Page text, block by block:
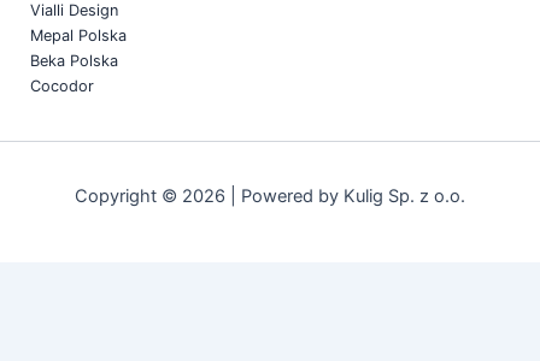
Vialli Design
Mepal Polska
Beka Polska
Cocodor
Copyright © 2026 | Powered by Kulig Sp. z o.o.